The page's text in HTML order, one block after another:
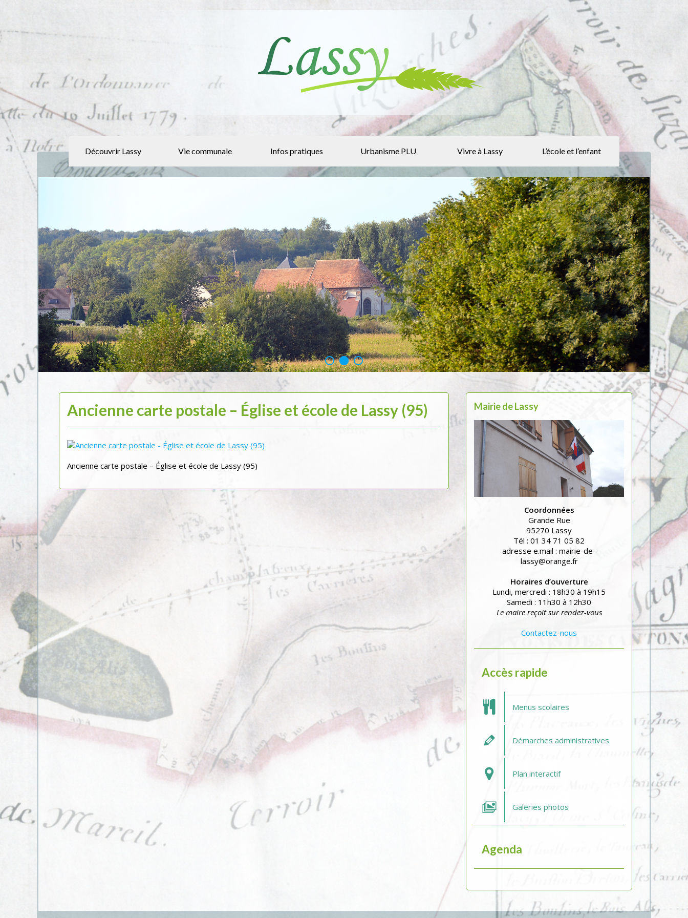
Découvrir Lassy Vie communale Infos pratiques Urbanisme PLU Vivre à Lassy L’école et l’enfant
Ancienne carte postale – Église et école de Lassy (95)
Ancienne carte postale – Église et école de Lassy (95)
Mairie de Lassy
Coordonnées
Grande Rue
95270 Lassy
Tél : 01 34 71 05 82
adresse e.mail : mairie-de-
lassy@orange.fr
Horaires d’ouverture
Lundi, mercredi : 18h30 à 19h15
Samedi : 11h30 à 12h30
Le maire reçoit sur rendez-vous
Contactez-nous
Accès rapide
Menus scolaires
Démarches administratives
Plan interactif
Galeries photos
Agenda